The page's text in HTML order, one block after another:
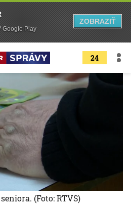
24
(Foto: RTVS)
Google Play
ZOBRAZIŤ